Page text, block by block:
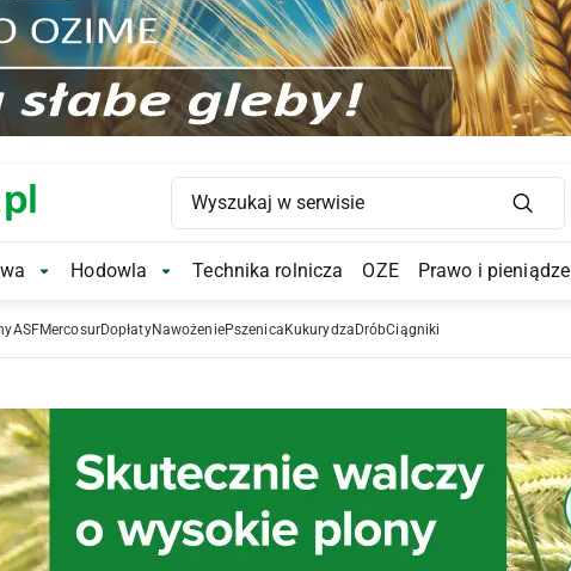
Main Navigation
Submenu
Uprawa Submenu
Hodowla Hodowla Submenu
Technika rolnicza OZE Prawo i pieniądze
ASFMercosurDopłatyNawożeniePszenica Kukurydza DróbCiągniki